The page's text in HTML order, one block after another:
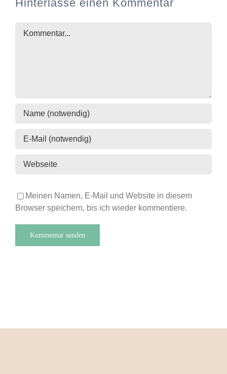
Hinterlasse einen Kommentar
Meinen Namen, E-Mail und Website in diesem
Browser speichern, bis ich wieder kommentiere.